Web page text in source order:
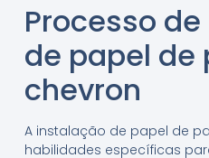
Processo
de papel de
chevron
A instalação de papel de
habilidades específicas